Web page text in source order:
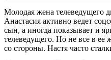
Молодая жена телеведущего
Анастасия активно ведет
сын, а иногда показывает и
телеведущего. Но не все в ее
со стороны. Настя часто